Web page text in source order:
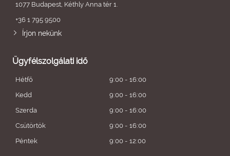
1077 Budapest, Kéthly Anna tér 1.
+36 1 795 9500
Írjon nekünk
Ügyfélszolgálati idő
Hétfő
9:00 - 16:00
Kedd
9:00 - 16:00
Szerda
9:00 - 16:00
Csütörtök
9:00 - 16:00
Péntek
9:00 - 12:00